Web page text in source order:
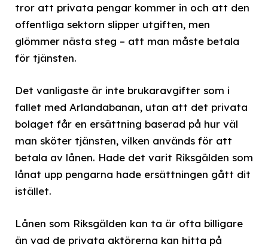
tror att privata pengar kommer in och att den
offentliga sektorn slipper utgiften, men
glömmer nästa steg – att man måste betala
för tjänsten.
Det vanligaste är inte brukaravgifter som i
fallet med Arlandabanan, utan att det privata
bolaget får en ersättning baserad på hur väl
man sköter tjänsten, vilken används för att
betala av lånen. Hade det varit Riksgälden som
lånat upp pengarna hade ersättningen gått dit
istället.
Lånen som Riksgälden kan ta är ofta billigare
än vad de privata aktörerna kan hitta på